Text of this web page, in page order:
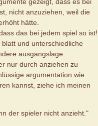
nicht anzuziehen, weil die
hätte.
das bei jedem spiel so ist!
und unterschiedliche
ausgangslage.
nur durch anziehen zu
argumentation wie
kannst, ziehe ich meinen
der spieler nicht anzieht."